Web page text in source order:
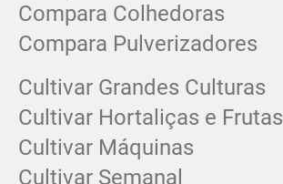
Compara Colhedoras
Compara Pulverizadores
Cultivar Grandes Culturas
Cultivar Hortaliças e Frutas
Cultivar Máquinas
Cultivar Semanal